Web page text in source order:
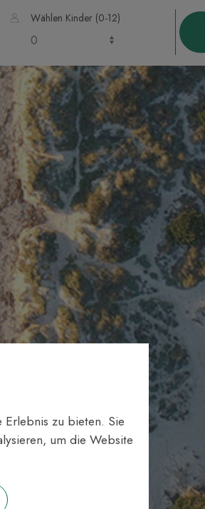
Wählen Kinder (0-12)
zu bieten. Sie
um die Website